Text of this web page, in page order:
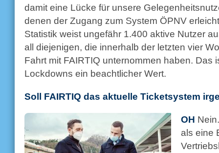
damit eine Lücke für unsere
denen der Zugang zum System ÖPNV
Statistik weist ungefähr 1.400 aktive Nutzer
all diejenigen, die innerhalb der letzten vier
Fahrt mit FAIRTIQ unternommen haben. Das
Lockdowns ein beachtlicher Wert.
Soll FAIRTIQ das aktuelle Ticketsystem
OH
als eine